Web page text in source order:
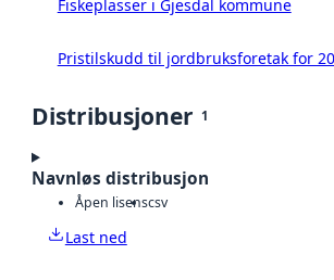
Fiskeplasser i Gjesdal kommune
Pristilskudd til jordbruksforetak for
Distribusjoner 1
Navnløs distribusjon
Åpen lisenscsv
Last ned